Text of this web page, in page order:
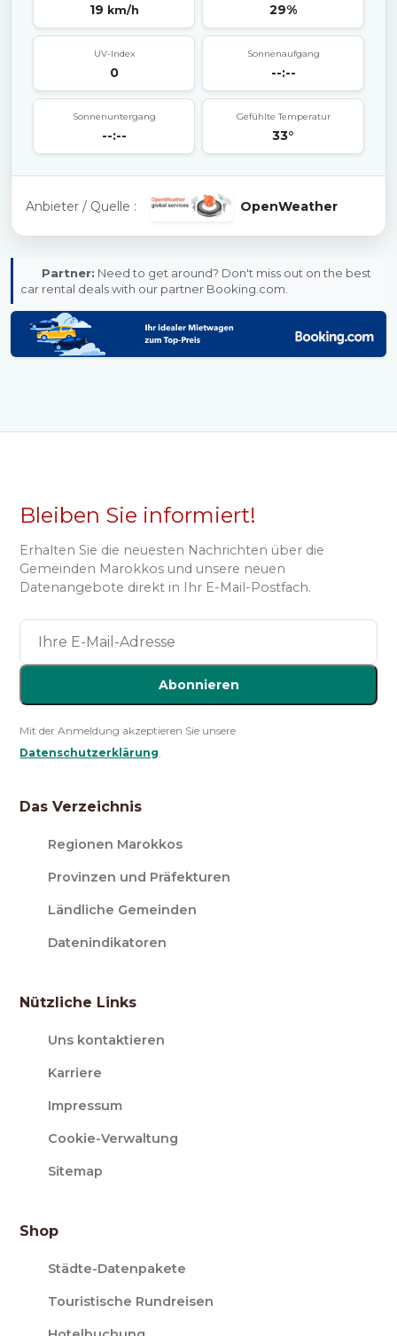
19 km/h 29%
UV-Index
0
Sonnenaufgang
--:--
Sonnenuntergang
--:--
Gefühlte Temperatur
33°
Anbieter / Quelle : OpenWeather
Partner: Need to get around? Don't miss out on the best
car rental deals with our partner Booking.com.
Bleiben Sie informiert!
Erhalten Sie die neuesten Nachrichten über die
Gemeinden Marokkos und unsere neuen
Datenangebote direkt in Ihr E-Mail-Postfach.
Abonnieren
Mit der Anmeldung akzeptieren Sie unsere
Datenschutzerklärung.
Das Verzeichnis
Regionen Marokkos
Provinzen und Präfekturen
Ländliche Gemeinden
Datenindikatoren
Nützliche Links
Uns kontaktieren
Karriere
Impressum
Cookie-Verwaltung
Sitemap
Shop
Städte-Datenpakete
Touristische Rundreisen